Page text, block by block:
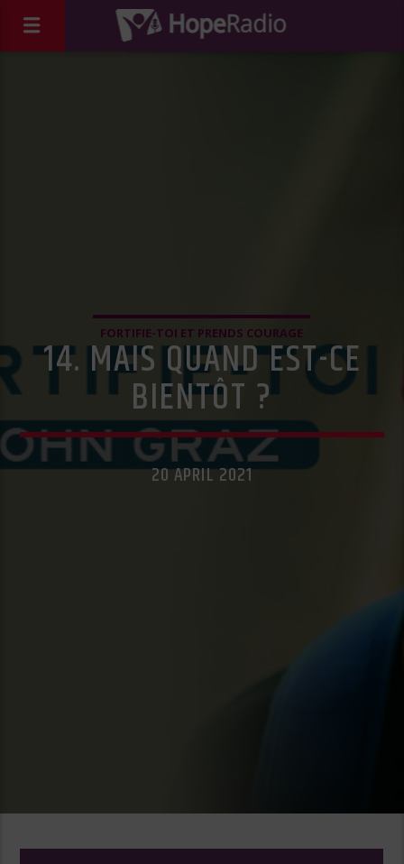
FORTIFIE-TOI ET PRENDS COURAGE
14. MAIS QUAND EST-CE
BIENTÔT ?
20 APRIL 2021